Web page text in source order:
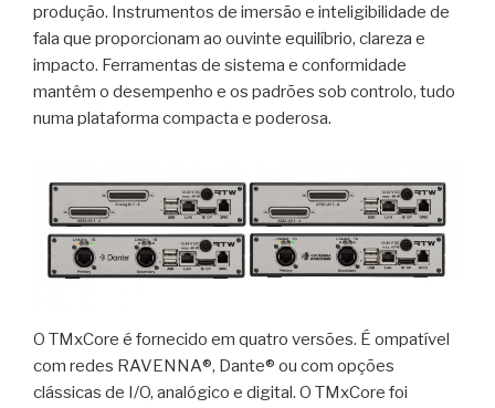
produção. Instrumentos de imersão e inteligibilidade de
fala que proporcionam ao ouvinte equilíbrio, clareza e
impacto. Ferramentas de sistema e conformidade
mantêm o desempenho e os padrões sob controlo, tudo
numa plataforma compacta e poderosa.
O TMxCore é fornecido em quatro versões. É ompatível
com redes RAVENNA®, Dante® ou com opções
clássicas de I/O, analógico e digital. O TMxCore foi